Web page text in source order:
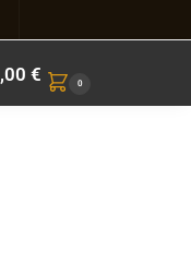
€ 0